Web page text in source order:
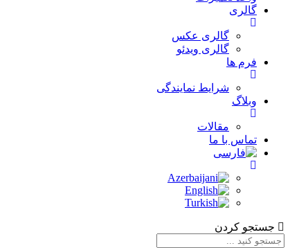
گالری
گالری عکس
گالری ویدئو
فرم ها
شرایط نمایندگی
وبلاگ
مقالات
تماس با ما
جستجو کردن